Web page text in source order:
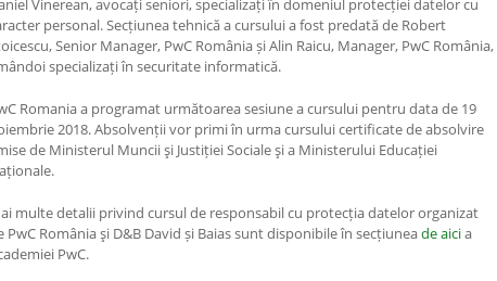
Vinerean, avocați seniori, specializați în domeniul protecției datelor cu
personal. Secțiunea tehnică a cursului a fost predată de Robert
Senior Manager, PwC România și Alin Raicu, Manager, PwC România,
specializați în securitate informatică.
Romania a programat următoarea sesiune a cursului pentru data de 19
2018. Absolvenții vor primi în urma cursului certificate de absolvire
de Ministerul Muncii şi Justiției Sociale şi a Ministerului Educației
multe detalii privind cursul de responsabil cu protecția datelor organizat
PwC România şi D&B David și Baias sunt disponibile în secțiuneadeaicia
PwC.